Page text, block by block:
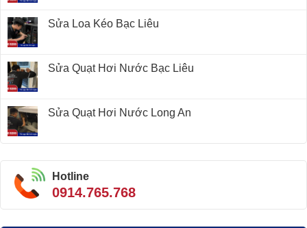
Sửa Loa Kéo Bạc Liêu
Sửa Quạt Hơi Nước Bạc Liêu
Sửa Quạt Hơi Nước Long An
Hotline
0914.765.768